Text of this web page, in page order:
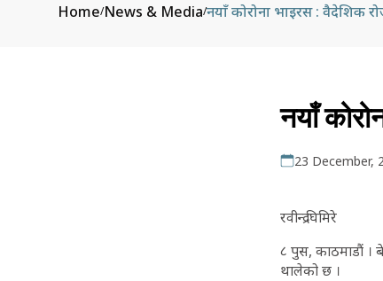
Home/News & Media/नयाँ कोरोना भाइरस : वैदेशिक
नयाँ
23 December,
रवीन्द्र घिमिरे
८ पुस, काठमाडौं ।
थालेको छ ।